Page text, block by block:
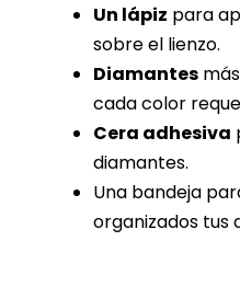
Un lápiz para
sobre el lienzo.
Diamantes
cada color
Cera adhesiva
diamantes.
Una bandeja
organizados tus